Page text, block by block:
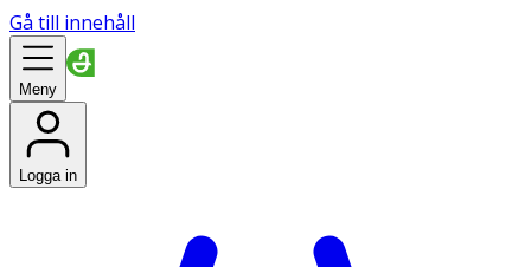
Gå till innehåll
Meny
Logga in